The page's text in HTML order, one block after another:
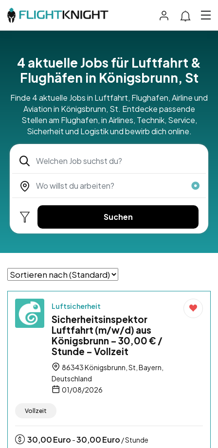
4 aktuelle Jobs für Luftfahrt &
Flughäfen in Königsbrunn, St
Finde 4 aktuelle Jobs in Luftfahrt, Flughafen, Airline und
Aviation in Königsbrunn, St. Entdecke passende
Stellen am Flughafen, in Airlines, Technik, Service,
Sicherheit und Logistik und bewirb dich online.
Suchen
Luftsicherheit
Sicherheitsinspektor
Luftfahrt (m/w/d) aus
Königsbrunn – 30,00 € /
Stunde – Vollzeit
86343 Königsbrunn, St, Bayern,
Deutschland
01/08/2026
Vollzeit
30,00Euro -30,00Euro / Stunde